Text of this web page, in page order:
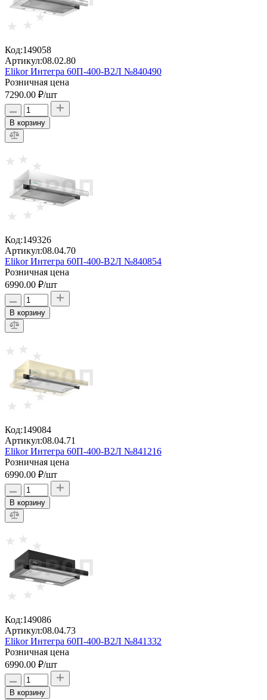
Код:149058
Артикул:08.02.80
Elikor Интегра 60П-400-В2Л №840490
Розничная цена
7290.00 ₽/шт
В корзину
Код:149326
Артикул:08.04.70
Elikor Интегра 60П-400-В2Л №840854
Розничная цена
6990.00 ₽/шт
В корзину
Код:149084
Артикул:08.04.71
Elikor Интегра 60П-400-В2Л №841216
Розничная цена
6990.00 ₽/шт
В корзину
Код:149086
Артикул:08.04.73
Elikor Интегра 60П-400-В2Л №841332
Розничная цена
6990.00 ₽/шт
В корзину